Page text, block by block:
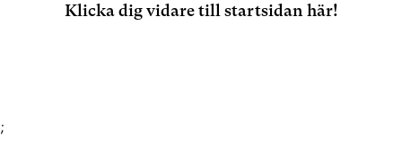
Klicka dig vidare till startsidan här!
;